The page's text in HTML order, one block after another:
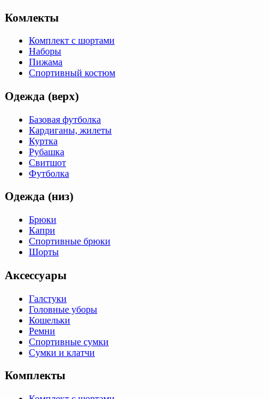
Комлекты
Комплект с шортами
Наборы
Пижама
Спортивный костюм
Одежда (верх)
Базовая футболка
Кардиганы, жилеты
Куртка
Рубашка
Свитшот
Футболка
Одежда (низ)
Брюки
Капри
Спортивные брюки
Шорты
Аксессуары
Галстуки
Головные уборы
Кошельки
Ремни
Спортивные сумки
Сумки и клатчи
Комплекты